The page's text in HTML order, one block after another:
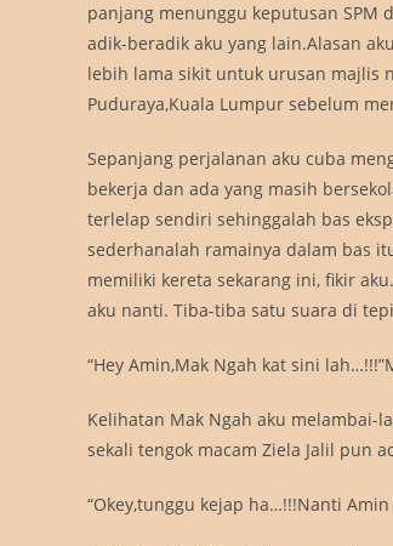
panjang menunggu keputusan SPM
adik-beradik aku yang lain.Alasan
lebih lama sikit untuk urusan majlis
Puduraya,Kuala Lumpur sebelum
Sepanjang perjalanan aku cuba
bekerja dan ada yang masih
terlelap sendiri sehinggalah bas
sederhanalah ramainya dalam bas
memiliki kereta sekarang ini, fikir
aku nanti. Tiba-tiba satu suara di
“Hey Amin,Mak Ngah kat sini
Kelihatan Mak Ngah aku
sekali tengok macam Ziela Jalil pun
“Okey,tunggu kejap ha…!!!Nanti